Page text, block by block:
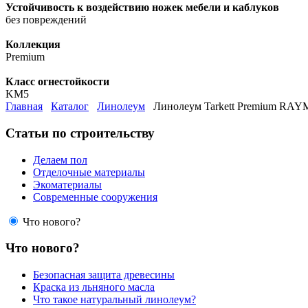
Устойчивость к воздействию ножек мебели и каблуков
без повреждений
Коллекция
Premium
Класс огнестойкости
KM5
Главная
Каталог Линолеум Линолеум Tarkett Premium
Статьи по строительству
Делаем пол
Отделочные материалы
Экоматериалы
Современные сооружения
Что нового?
Что нового?
Безопасная защита древесины
Краска из льняного масла
Что такое натуральный линолеум?